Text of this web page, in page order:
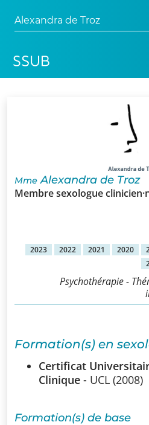
Alexandra de Troz
d’adhésion
nous?
SSUB
Historique
La
sexologie
Superviseurs
Comités
Mme Alexandra de Troz
Membre sexologue
2023 2022 2021 2020
Psychothérapie -
Formation(s) en
Certificat
Clinique - UCL (2008)
Formation(s) de base